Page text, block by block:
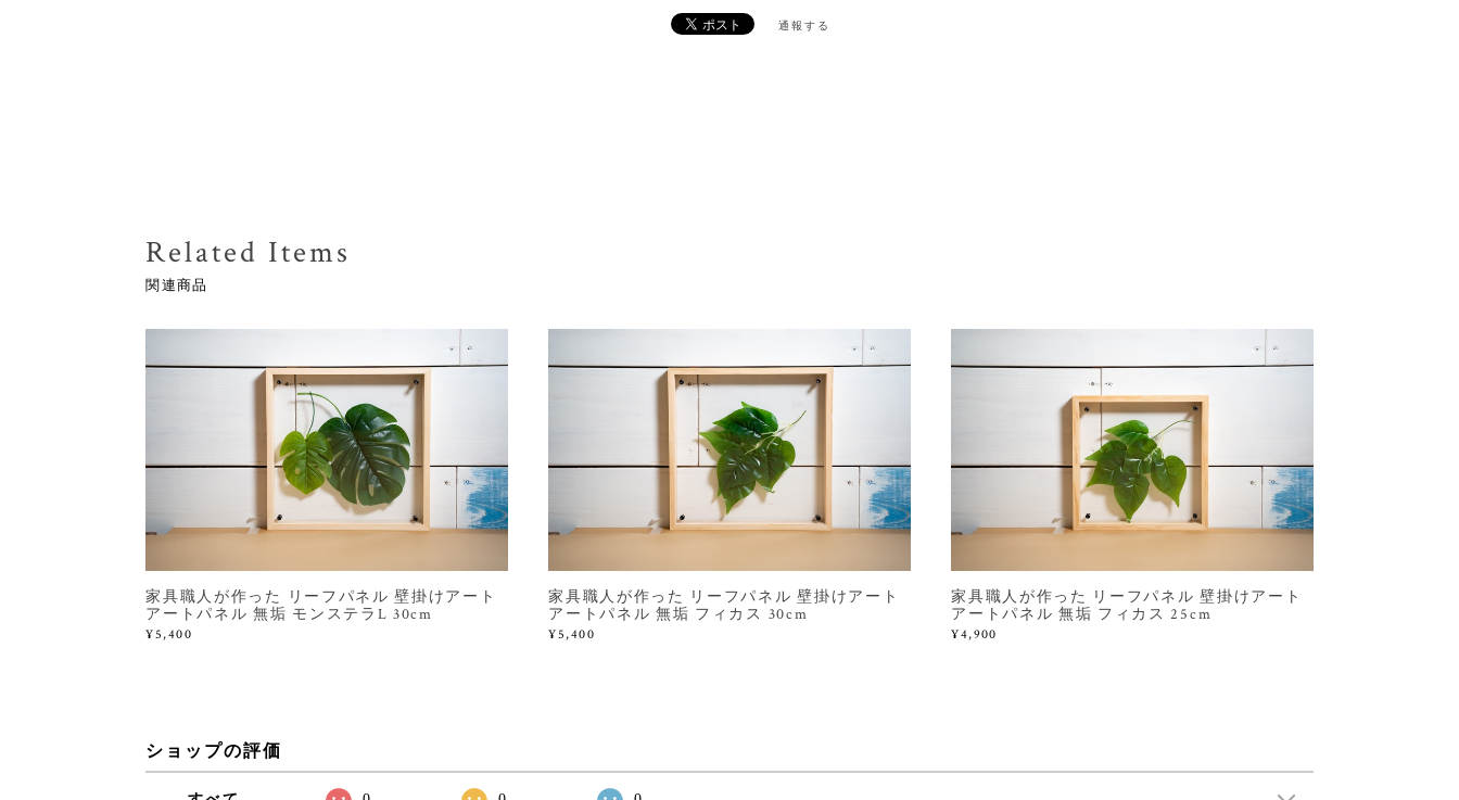
通報する
Related Items
関連商品
家具職人が作った リーフパネル 壁掛けアート
アートパネル 無垢 モンステラL 30cm
¥5,400
家具職人が作った リーフパネル 壁掛けアート
アートパネル 無垢 フィカス 30cm
¥5,400
家具職人が作った リーフパネル 壁掛けアート
アートパネル 無垢 フィカス 25cm
¥4,900
ショップの評価